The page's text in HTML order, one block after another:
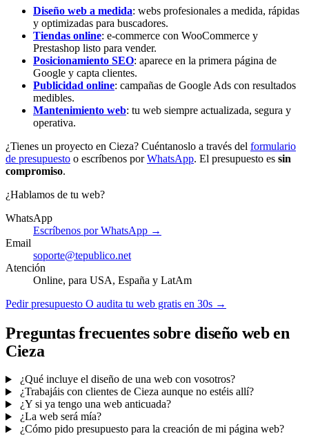
Diseño web a medida: webs profesionales a medida, rápidas
y optimizadas para buscadores.
Tiendas online: e-commerce con WooCommerce y
Prestashop listo para vender.
Posicionamiento SEO: aparece en la primera página de
Google y capta clientes.
Publicidad online: campañas de Google Ads con resultados
medibles.
Mantenimiento web: tu web siempre actualizada, segura y
operativa.
¿Tienes un proyecto en Cieza? Cuéntanoslo a través del formulario
de presupuesto o escríbenos porWhatsApp. El presupuesto es sin
compromiso.
¿Hablamos de tu web?
WhatsApp
Escríbenos por WhatsApp →
Email
soporte@tepublico.net
Atención
Online, para USA, España y LatAm
Pedir presupuesto O audita tu web gratis en 30s →
Preguntas frecuentes sobre diseño web en
Cieza
¿Qué incluye el diseño de una web con vosotros?
¿Trabajáis con clientes de Cieza aunque no estéis allí?
¿Y si ya tengo una web anticuada?
¿La web será mía?
¿Cómo pido presupuesto para la creación de mi página web?